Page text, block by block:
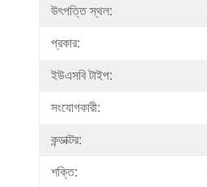
উৎপত্তি স্থল:
প্রকার:
ইউএসবি টাইপ:
সংযোগকারী:
কন্ডাক্টর:
শক্তি: